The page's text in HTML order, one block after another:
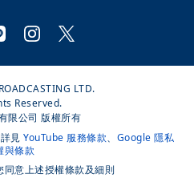
LTD.
Reserved.
限公司 版權所有
詳見 YouTube 服務條款、 Google 隱私
與條款
同意上述授權條款及細則